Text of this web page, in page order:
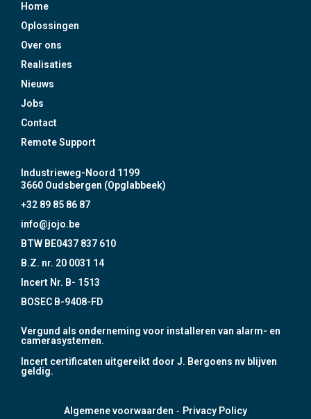
Home
Oplossingen
Over ons
Realisaties
Nieuws
Jobs
Contact
Remote Support
Industrieweg-Noord 1199
3660 Oudsbergen (Opglabbeek)
+32 89 85 86 87
info@jojo.be
BTW BE0437 837 610
B.Z. nr. 20 0031 14
Incert Nr. B- 1513
BOSEC B-9408-FD
Vergund als onderneming voor installeren van alarm- en
camerasystemen.
Incert certificaten uitgereikt door J. Bergoens nv blijven
geldig.
Algemene voorwaarden - Privacy Policy